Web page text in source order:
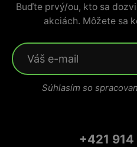
Buďte prvý/ou, kto sa
akciách. Môžete sa
Súhlasím so
+421